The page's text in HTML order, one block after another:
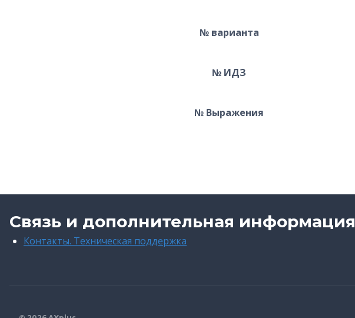
№ варианта
№ ИДЗ
№ Выражения
Связь и дополнительная информация
Контакты. Техническая поддержка